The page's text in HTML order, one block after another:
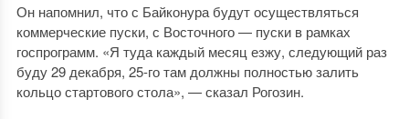
Он напомнил, что с Байконура будут осуществляться
коммерческие пуски, с Восточного — пуски в рамках
госпрограмм. «Я туда каждый месяц езжу, следующий раз
буду 29 декабря, 25-го там должны полностью залить
кольцо стартового стола», — сказал Рогозин.